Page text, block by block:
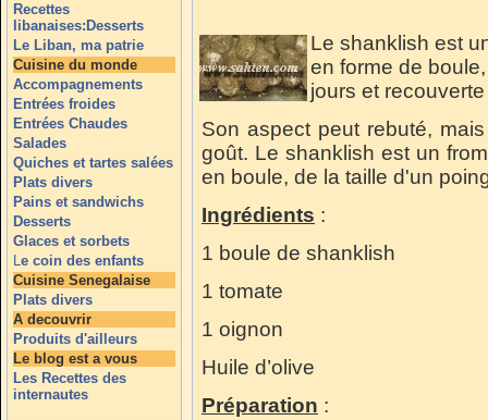
Recettes
libanaises:Desserts
Le Liban, ma patrie
Cuisine du monde
Accompagnements
Entrées froides
Entrées Chaudes
Salades
Quiches et tartes salées
Plats divers
Pains et sandwichs
Desserts
Glaces et sorbets
Le coin des enfants
Cuisine Senegalaise
Plats divers
A decouvrir
Produits d'ailleurs
Le blog est a vous
Les Recettes des
internautes
Le shanklish est
en forme de
jours et
Son aspect peut rebuté,
goût. Le shanklish est un
en boule, de la taille d'un
Ingrédients :
1 boule de shanklish
1 tomate
1 oignon
Huile d’olive
Préparation :